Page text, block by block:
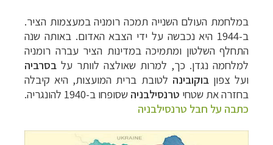
במלחמת העולם השנייה תמכה רומניה במעצמות הציר.
ב-1944 היא נכבשה על ידי הצבא האדום. באותה שנה
התחלף השלטון ומתמיכה במדינות הציר עברה רומניה
למלחמה נגדן. כך, למרות שאולצה לוותר על בסרביה
ועל צפוןבוקובינה לטובת ברית המועצות, היא קיבלה
בחזרה את שטחי טרנסילבניה שסופחו ב-1940 להונגריה.
כתבה על חבל טרנסילבניה